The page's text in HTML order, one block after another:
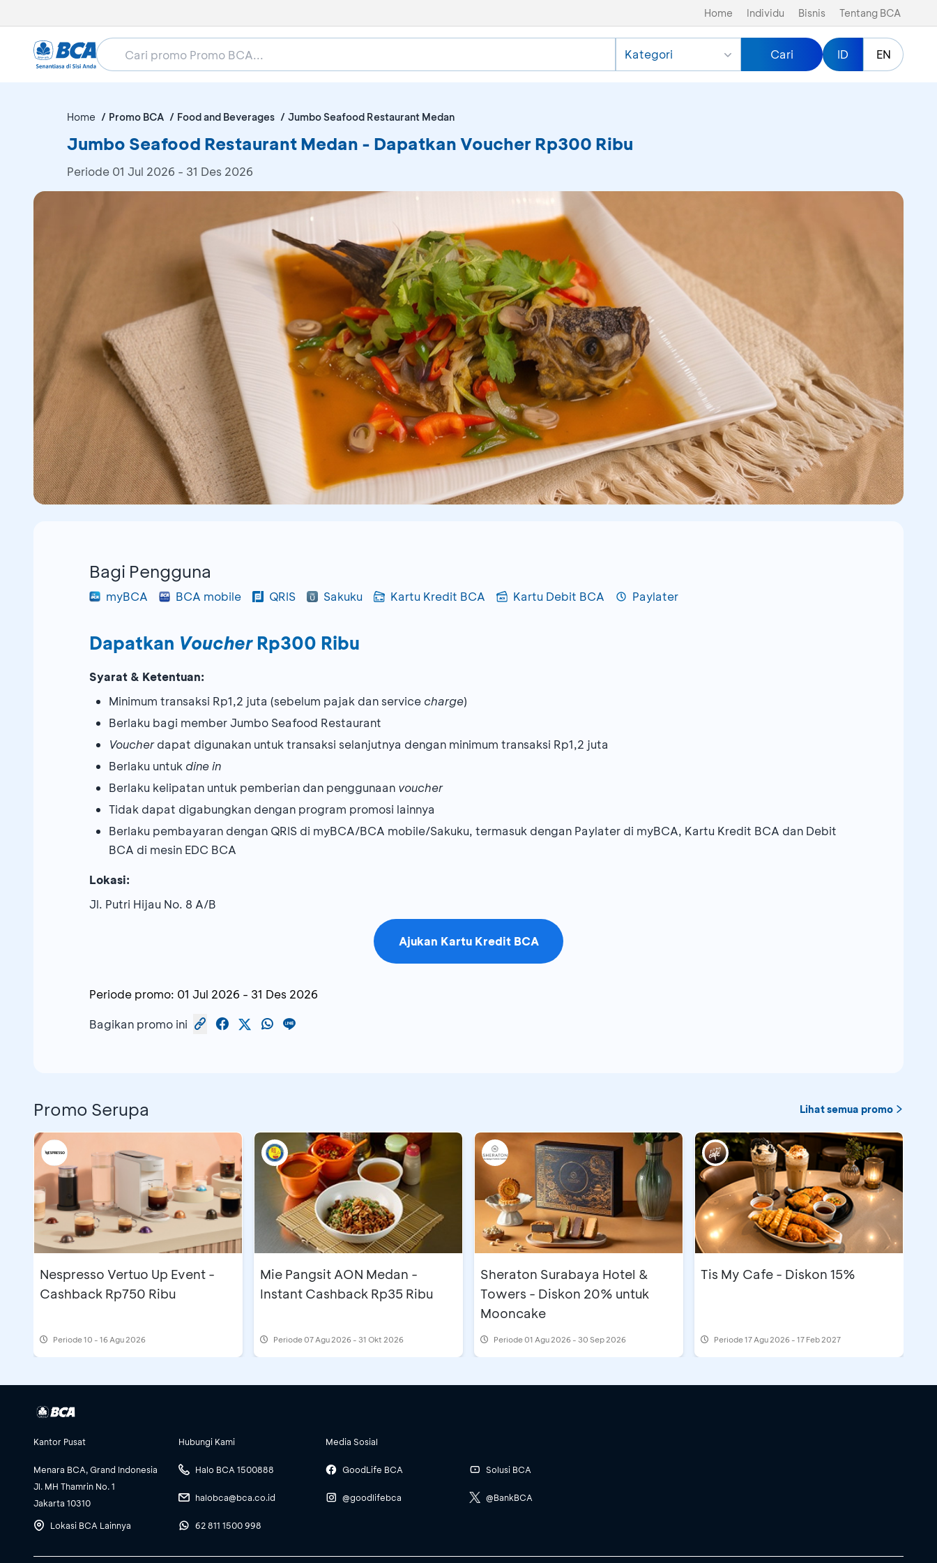
Home Individu Bisnis Tentang BCA
Kategori Cari ID EN
Home Promo BCA Food and Beverages Jumbo Seafood Restaurant Medan
Jumbo Seafood Restaurant Medan - Dapatkan Voucher Rp300 Ribu
Periode 01 Jul 2026 - 31 Des 2026
Bagi Pengguna
myBCA BCA mobile QRIS Sakuku Kartu Kredit BCA Kartu Debit BCA Paylater
Dapatkan VoucherRp300 Ribu
Syarat & Ketentuan:
Minimum transaksi Rp1,2 juta (sebelum pajak dan service charge)
Berlaku bagi member Jumbo Seafood Restaurant
Voucherdapat digunakan untuk transaksi selanjutnya dengan minimum transaksi Rp1,2 juta
Berlaku untuk dine in
Berlaku kelipatan untuk pemberian dan penggunaan voucher
Tidak dapat digabungkan dengan program promosi lainnya
Berlaku pembayaran dengan QRIS di myBCA/BCA mobile/Sakuku, termasuk dengan Paylater di myBCA, Kartu Kredit BCA dan Debit
BCA di mesin EDC BCA
Lokasi:
Jl. Putri Hijau No. 8 A/B
Ajukan Kartu Kredit BCA
Periode promo: 01 Jul 2026 - 31 Des 2026
Bagikan promo ini
Promo Serupa Lihat semua promo
Nespresso Vertuo Up Event -
Cashback Rp750 Ribu
Periode10 - 16 Agu 2026
Mie Pangsit AON Medan -
Instant Cashback Rp35 Ribu
Periode07 Agu 2026 - 31 Okt 2026
Sheraton Surabaya Hotel &
Towers - Diskon 20% untuk
Mooncake
Periode01 Agu 2026 - 30 Sep 2026
Tis My Cafe - Diskon 15%
Periode17 Agu 2026 - 17 Feb 2027
Kantor Pusat
Menara BCA, Grand Indonesia
Jl. MH Thamrin No. 1
Jakarta 10310
Lokasi BCA Lainnya
Hubungi Kami
Halo BCA 1500888
halobca@bca.co.id
62 811 1500 998
Media Sosial
GoodLife BCA
@goodlifebca
Solusi BCA
@BankBCA